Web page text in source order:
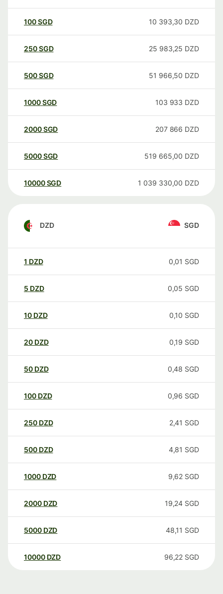
100SGD 10 393,30 DZD
250SGD 25 983,25 DZD
500SGD 51 966,50 DZD
1000SGD 103 933 DZD
2000SGD 207 866 DZD
5000SGD 519 665,00 DZD
10000 SGD 1 039 330,00 DZD
DZD SGD
1 DZD 0,01 SGD
5 DZD 0,05 SGD
10 DZD 0,10 SGD
20 DZD 0,19 SGD
50 DZD 0,48 SGD
100 DZD 0,96 SGD
250 DZD 2,41 SGD
500 DZD 4,81 SGD
1000 DZD 9,62 SGD
2000 DZD 19,24 SGD
5000 DZD 48,11 SGD
10000 DZD 96,22 SGD